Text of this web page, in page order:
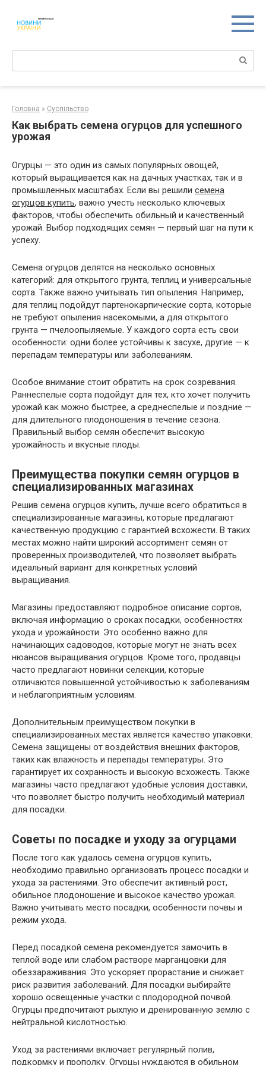
контенту
Поиск:
Головна » Суспільство
Как выбрать семена огурцов для успешного
урожая
Огурцы — это один из самых популярных овощей,
который выращивается как на дачных участках, так и в
промышленных масштабах. Если вы решили семена
огурцов купить, важно учесть несколько ключевых
факторов, чтобы обеспечить обильный и качественный
урожай. Выбор подходящих семян — первый шаг на пути к
успеху.
Семена огурцов делятся на несколько основных
категорий: для открытого грунта, теплиц и универсальные
сорта. Также важно учитывать тип опыления. Например,
для теплиц подойдут партенокарпические сорта, которые
не требуют опыления насекомыми, а для открытого
грунта — пчелоопыляемые. У каждого сорта есть свои
особенности: одни более устойчивы к засухе, другие — к
перепадам температуры или заболеваниям.
Особое внимание стоит обратить на срок созревания.
Раннеспелые сорта подойдут для тех, кто хочет получить
урожай как можно быстрее, а среднеспелые и поздние —
для длительного плодоношения в течение сезона.
Правильный выбор семян обеспечит высокую
урожайность и вкусные плоды.
Преимущества покупки семян огурцов в
специализированных магазинах
Решив семена огурцов купить, лучше всего обратиться в
специализированные магазины, которые предлагают
качественную продукцию с гарантией всхожести. В таких
местах можно найти широкий ассортимент семян от
проверенных производителей, что позволяет выбрать
идеальный вариант для конкретных условий
выращивания.
Магазины предоставляют подробное описание сортов,
включая информацию о сроках посадки, особенностях
ухода и урожайности. Это особенно важно для
начинающих садоводов, которые могут не знать всех
нюансов выращивания огурцов. Кроме того, продавцы
часто предлагают новинки селекции, которые
отличаются повышенной устойчивостью к заболеваниям
и неблагоприятным условиям.
Дополнительным преимуществом покупки в
специализированных местах является качество упаковки.
Семена защищены от воздействия внешних факторов,
таких как влажность и перепады температуры. Это
гарантирует их сохранность и высокую всхожесть. Также
магазины часто предлагают удобные условия доставки,
что позволяет быстро получить необходимый материал
для посадки.
Советы по посадке и уходу за огурцами
После того как удалось семена огурцов купить,
необходимо правильно организовать процесс посадки и
ухода за растениями. Это обеспечит активный рост,
обильное плодоношение и высокое качество урожая.
Важно учитывать место посадки, особенности почвы и
режим ухода.
Перед посадкой семена рекомендуется замочить в
теплой воде или слабом растворе марганцовки для
обеззараживания. Это ускоряет прорастание и снижает
риск развития заболеваний. Для посадки выбирайте
хорошо освещенные участки с плодородной почвой.
Огурцы предпочитают рыхлую и дренированную землю с
нейтральной кислотностью.
Уход за растениями включает регулярный полив,
подкормку и прополку. Огурцы нуждаются в обильном